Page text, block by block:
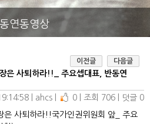
동연동영상
이전글 다음글
은 사퇴하라!!_ 주요셉대표, 반동연
ahcs 0 조회 706 덧글 0
은 사퇴하라!!국가인권위원회 앞_ 주요